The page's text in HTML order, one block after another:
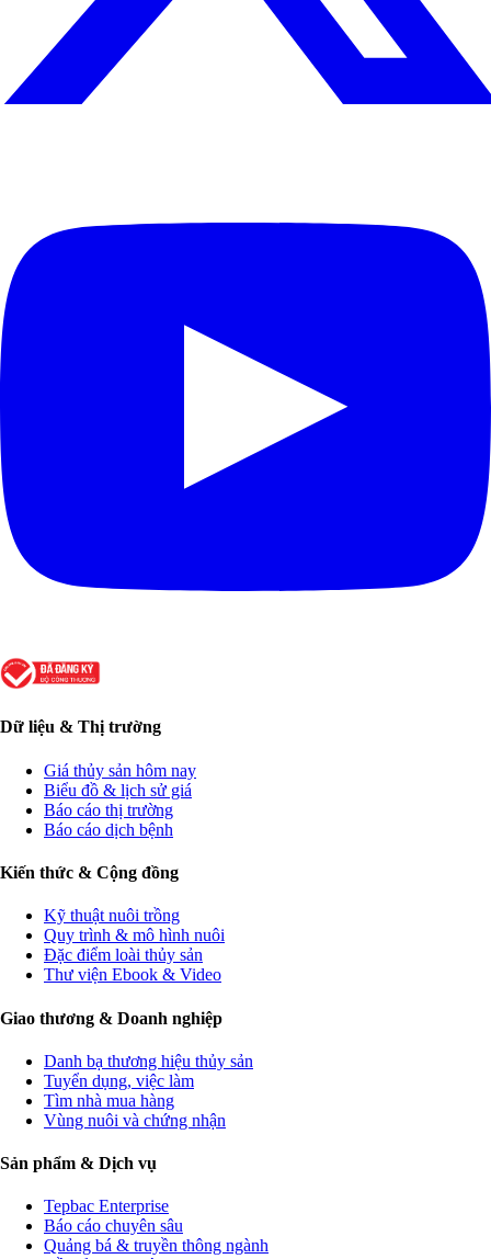
Dữ liệu & Thị trường
Giá thủy sản hôm nay
Biểu đồ & lịch sử giá
Báo cáo thị trường
Báo cáo dịch bệnh
Kiến thức & Cộng đồng
Kỹ thuật nuôi trồng
Quy trình & mô hình nuôi
Đặc điểm loài thủy sản
Thư viện Ebook & Video
Giao thương & Doanh nghiệp
Danh bạ thương hiệu thủy sản
Tuyển dụng, việc làm
Tìm nhà mua hàng
Vùng nuôi và chứng nhận
Sản phẩm & Dịch vụ
Tepbac Enterprise
Báo cáo chuyên sâu
Quảng bá & truyền thông ngành